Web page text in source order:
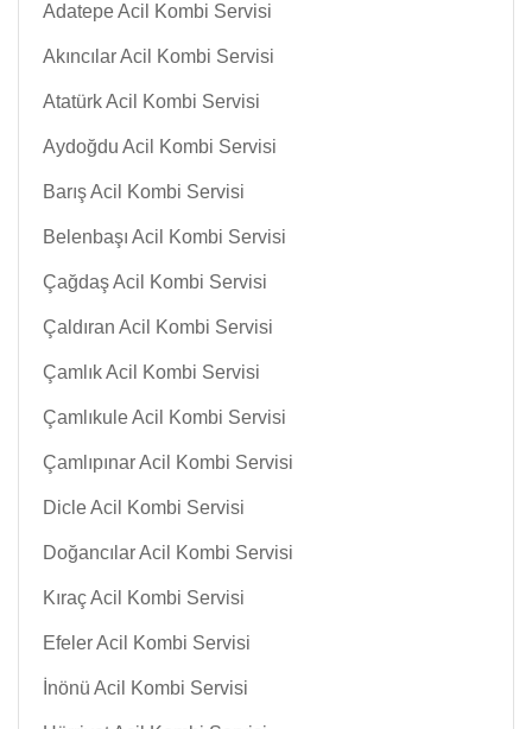
Adatepe Acil Kombi Servisi
Akıncılar Acil Kombi Servisi
Atatürk Acil Kombi Servisi
Aydoğdu Acil Kombi Servisi
Barış Acil Kombi Servisi
Belenbaşı Acil Kombi Servisi
Çağdaş Acil Kombi Servisi
Çaldıran Acil Kombi Servisi
Çamlık Acil Kombi Servisi
Çamlıkule Acil Kombi Servisi
Çamlıpınar Acil Kombi Servisi
Dicle Acil Kombi Servisi
Doğancılar Acil Kombi Servisi
Kıraç Acil Kombi Servisi
Efeler Acil Kombi Servisi
İnönü Acil Kombi Servisi